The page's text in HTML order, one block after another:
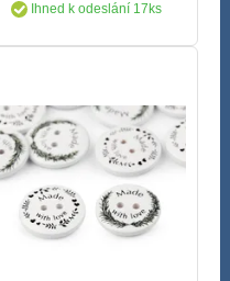
Ihned k odeslání 17ks